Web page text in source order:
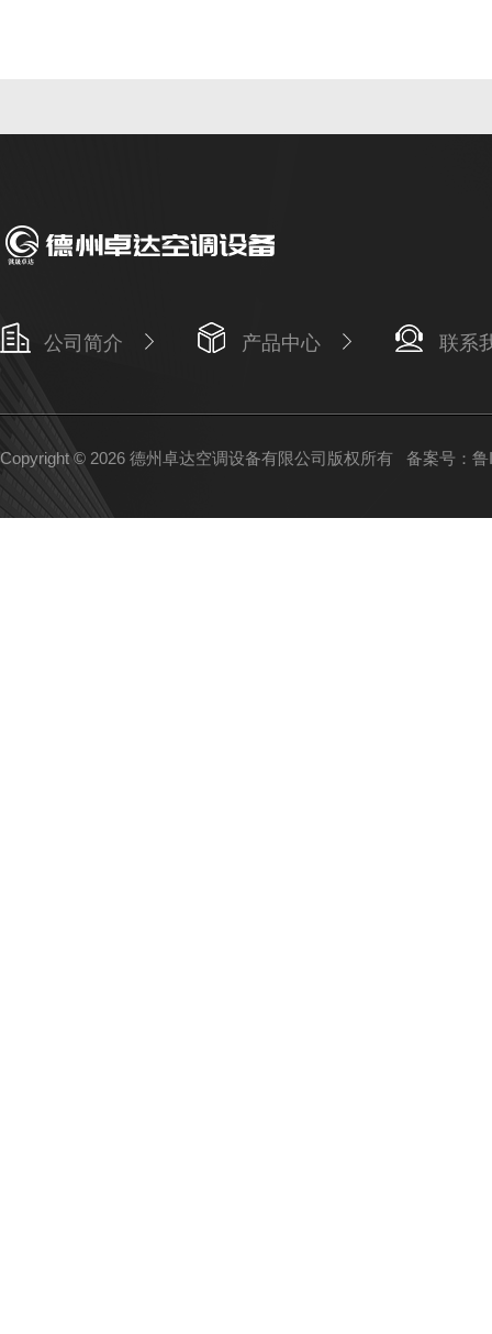
公司简介 产品中心 联系
Copyright © 2026 德州卓达空调设备有限公司版权所有 备案号：